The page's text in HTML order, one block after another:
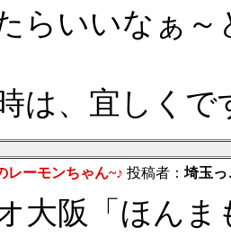
らいいなぁ～
は、宜しくで
レーモンちゃん~♪ 投稿者： 埼玉っ
大阪「ほん